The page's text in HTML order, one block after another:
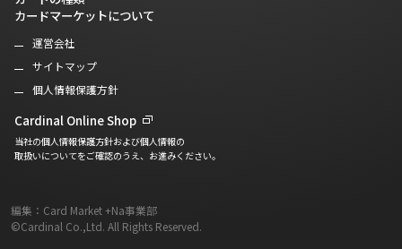
カードマーケットについて
運営会社
サイトマップ
個人情報保護方針
Cardinal Online Shop
当社の個人情報保護方針および個人情報の
取扱いについてをご確認のうえ、お進みください。
編集：Card Market +Na事業部
©Cardinal Co.,Ltd. All Rights Reserved.